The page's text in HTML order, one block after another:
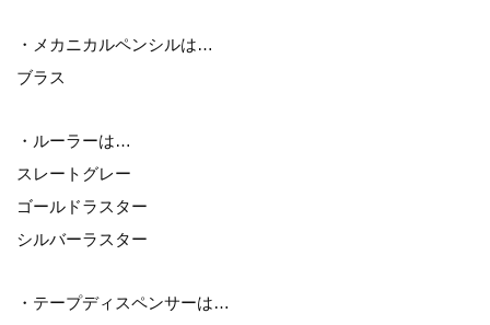
・メカニカルペンシルは…
ブラス
・ルーラーは…
スレートグレー
ゴールドラスター
シルバーラスター
・テープディスペンサーは…